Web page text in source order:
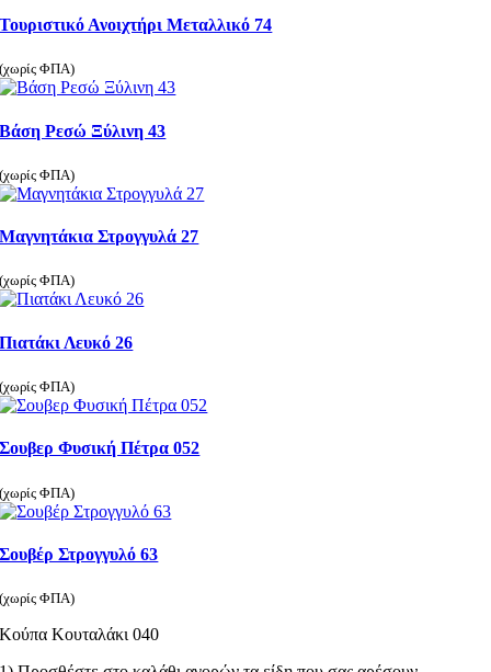
Τουριστικό Ανοιχτήρι Μεταλλικό 74
(χωρίς ΦΠΑ)
Βάση Ρεσώ Ξύλινη 43
(χωρίς ΦΠΑ)
Μαγνητάκια Στρογγυλά 27
(χωρίς ΦΠΑ)
Πιατάκι Λευκό 26
(χωρίς ΦΠΑ)
Σουβερ Φυσική Πέτρα 052
(χωρίς ΦΠΑ)
Σουβέρ Στρογγυλό 63
(χωρίς ΦΠΑ)
Κούπα Κουταλάκι 040